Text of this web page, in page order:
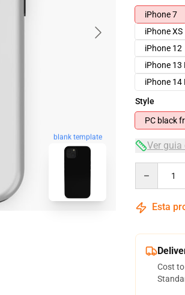
blank template
iPhone 7
iPhone XS
iPhone 12
iPhone 13
iPhone 14
Style
PC black
Ver
Esta
Cost